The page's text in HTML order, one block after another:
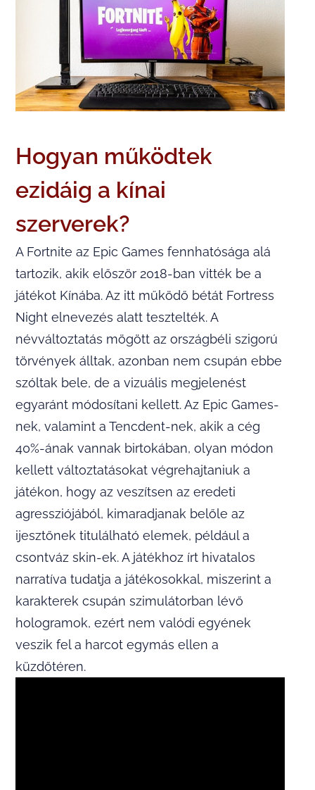
Hogyan működtek
ezidáig a kínai
szerverek?
A Fortnite az Epic Games fennhatósága alá
tartozik, akik először 2018-ban vitték be a
játékot Kínába. Az itt működő bétát Fortress
Night elnevezés alatt tesztelték. A
névváltoztatás mögött az országbéli szigorú
törvények álltak, azonban nem csupán ebbe
szóltak bele, de a vizuális megjelenést
egyaránt módosítani kellett. Az Epic Games-
nek, valamint a Tencdent-nek, akik a cég
40%-ának vannak birtokában, olyan módon
kellett változtatásokat végrehajtaniuk a
játékon, hogy az veszítsen az eredeti
agressziójából, kimaradjanak belőle az
ijesztőnek titulálható elemek, például a
csontváz skin-ek. A játékhoz írt hivatalos
narratíva tudatja a játékosokkal, miszerint a
karakterek csupán szimulátorban lévő
hologramok, ezért nem valódi egyének
veszik fel a harcot egymás ellen a
küzdőtéren.